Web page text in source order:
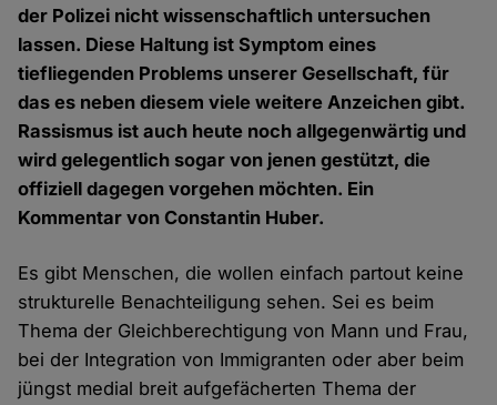
der Polizei nicht wissenschaftlich untersuchen
lassen. Diese Haltung ist Symptom eines
tiefliegenden Problems unserer Gesellschaft, für
das es neben diesem viele weitere Anzeichen gibt.
Rassismus ist auch heute noch allgegenwärtig und
wird gelegentlich sogar von jenen gestützt, die
offiziell dagegen vorgehen möchten. Ein
Kommentar von Constantin Huber.
Es gibt Menschen, die wollen einfach partout keine
strukturelle Benachteiligung sehen. Sei es beim
Thema der Gleichberechtigung von Mann und Frau,
bei der Integration von Immigranten oder aber beim
jüngst medial breit aufgefächerten Thema der